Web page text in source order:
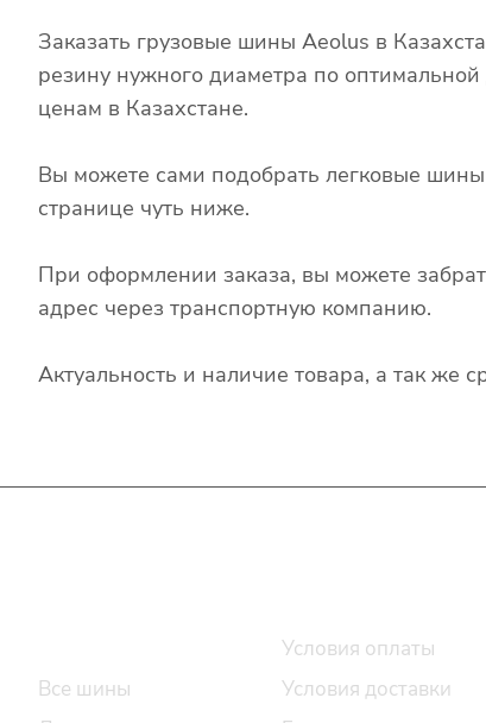
Заказать грузовые шины Aeolus в
резину нужного диаметра по
ценам в Казахстане.
Вы можете сами подобрать легковые
странице чуть ниже.
При оформлении заказа, вы можете
адрес через транспортную компанию.
Актуальность и наличие товара, а так же
Все шины
Условия оплаты
Условия доставки